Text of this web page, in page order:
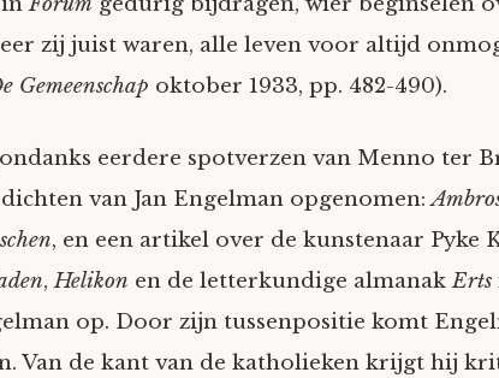
zij juist waren, alle leven voor altijd
Gemeenschap oktober 1933, pp. 482-490).
eerdere spotverzen van Menno ter
van Jan Engelman opgenomen:
, en een artikel over de kunstenaar Pyke
,Helikon en de letter­kundi­ge almanakErts
op. Door zijn tussenposi­tie komt
Van de kant van de katholieken krijgt hij